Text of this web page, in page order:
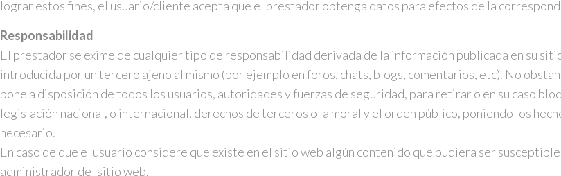
lograr estos fines, el usuario/cliente acepta que el prestador obtenga datos para efectos de la
Responsabilidad
El prestador se exime de cualquier tipo de responsabilidad derivada de la información publicada en su
introducida por un tercero ajeno al mismo (por ejemplo en foros, chats, blogs, comentarios, etc). No
pone a disposición de todos los usuarios, autoridades y fuerzas de seguridad, para retirar o en su caso
legislación nacional, o internacional, derechos de terceros o la moral y el orden público, poniendo los
necesario.
En caso de que el usuario considere que existe en el sitio web algún contenido que pudiera ser
administrador del sitio web.